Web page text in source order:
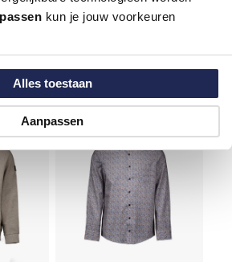
kun je jouw voorkeuren
Alles toestaan
Aanpassen
Casa Moda Polo
€ 41,99
-50%